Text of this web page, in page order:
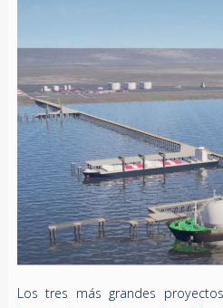
Los tres más grandes